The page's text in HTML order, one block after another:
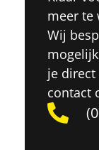
meer te
Wij
je direct
contact